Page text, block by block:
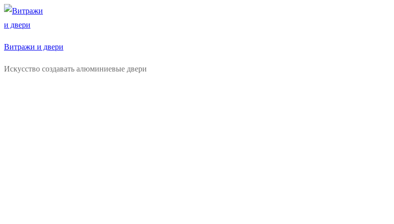
Перейти
к
Меню
Закрыть
Витражи и двери
Искусство создавать алюминиевые двери